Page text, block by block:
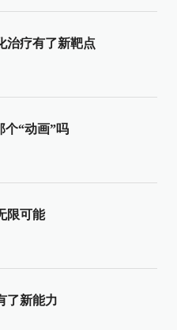
治疗有了新靶点
个“动画”吗
限可能
了新能力